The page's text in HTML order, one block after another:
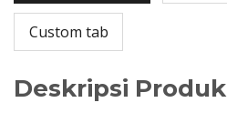
Custom tab
Deskripsi Produk